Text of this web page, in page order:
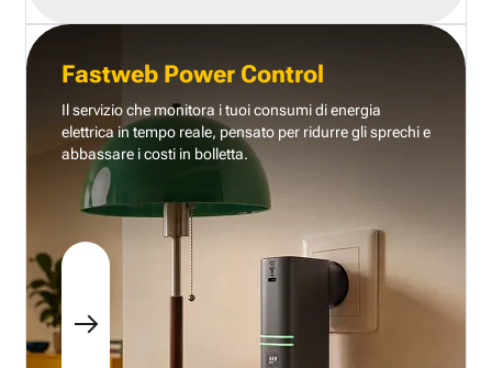
Fastweb Power Control
Il servizio che monitora i tuoi consumi di energia
elettrica in tempo reale, pensato per ridurre gli sprechi e
abbassare i costi in bolletta.